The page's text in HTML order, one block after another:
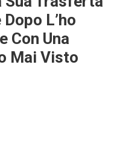
L’ho
Con Una
Mai Visto